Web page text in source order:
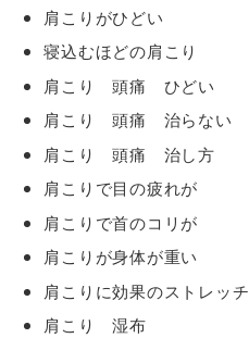
肩こりがひどい
寝込むほどの肩こり
肩こり 頭痛 ひどい
肩こり 頭痛 治らない
肩こり 頭痛 治し方
肩こりで目の疲れが
肩こりで首のコリが
肩こりが身体が重い
肩こりに効果のストレッチ
肩こり 湿布